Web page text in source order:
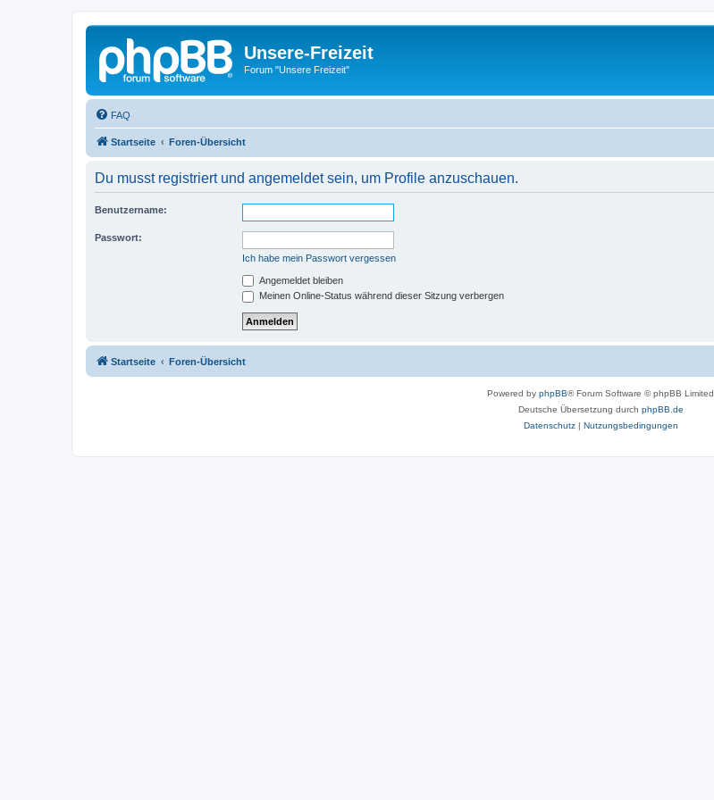
Unsere-Freizeit
Forum "Unsere Freizeit"
FAQ
Startseite Foren-Übersicht
Du musst registriert und angemeldet sein, um Profile anzuschauen.
Benutzername:
Passwort:
Ich habe mein Passwort vergessen
Angemeldet bleiben
Meinen Online-Status während dieser Sitzung verbergen
Startseite Foren-Übersicht
Powered by phpBB® Forum Software © phpBB Limited
Deutsche Übersetzung durch phpBB.de
Datenschutz| Nutzungsbedingungen